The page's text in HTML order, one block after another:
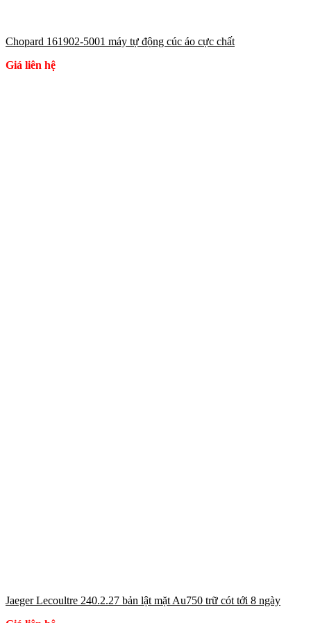
Chopard 161902-5001 máy tự động cúc áo cực chất
Giá liên hệ
Jaeger Lecoultre 240.2.27 bản lật mặt Au750 trữ cót tới 8 ngày